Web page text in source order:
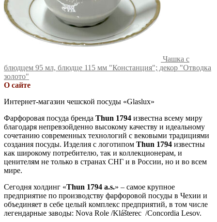
Чашка с
блюдцем 95 мл, блюдце 115 мм "Констанция"; декор "Отводка
золото"
О сайте
Интернет-магазин чешской посуды «Glaslux»
Фарфоровая посуда бренда Thun 1794 известна всему миру
благодаря непревзойденно высокому качеству и идеальному
сочетанию современных технологий с вековыми традициями
создания посуды. Изделия с логотипом Thun 1794 известны
как широкому потребителю, так и коллекционерам, и
ценителям не только в странах СНГ и в России, но и во всем
мире.
Сегодня холдинг «Thun 1794 a.s.» – самое крупное
предприятие по производству фарфоровой посуды в Чехии и
объединяет в себе целый комплекс предприятий, в том числе
легендарные заводы: Nova Role /Klášterec /Concordia Lesov.